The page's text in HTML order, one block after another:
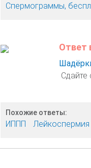
Спермограммы,
Ответ
Сдайте
Похожие ответы:
ИППП Лейкоспермия